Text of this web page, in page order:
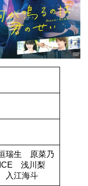
瑞生 原菜乃
浅川梨
入江海斗